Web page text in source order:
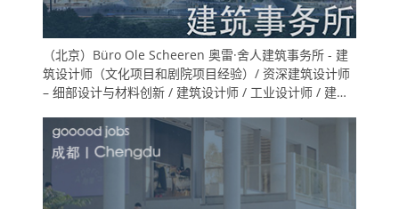
（北京）Büro Ole Scheeren 奥雷·舍人建筑事务所 - 建
筑设计师（文化项目和剧院项目经验）/ 资深建筑设计师
– 细部设计与材料创新 / 建筑设计师 / 工业设计师 / 建筑